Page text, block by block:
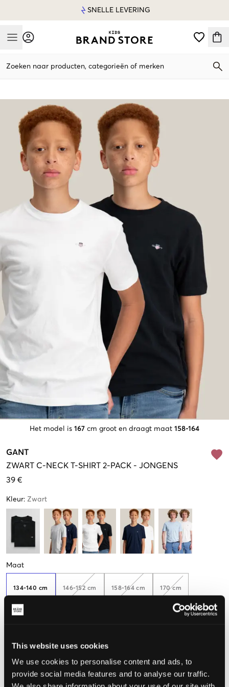
This website uses cookies
We use cookies to personalise content and ads, to
provide social media features and to analyse our traffic.
SNELLE LEVERING
Mobile Menu
Zoeken naar producten, categorieën of merken
Het model is 167 cm groot en draagt maat 158-164
GANT
ZWART C-NECK T-SHIRT 2-PACK - JONGENS
39 €
Kleur: Zwart
Maat
134-140 cm 146-152 cm 158-164 cm 170 cm
De maat lijkt